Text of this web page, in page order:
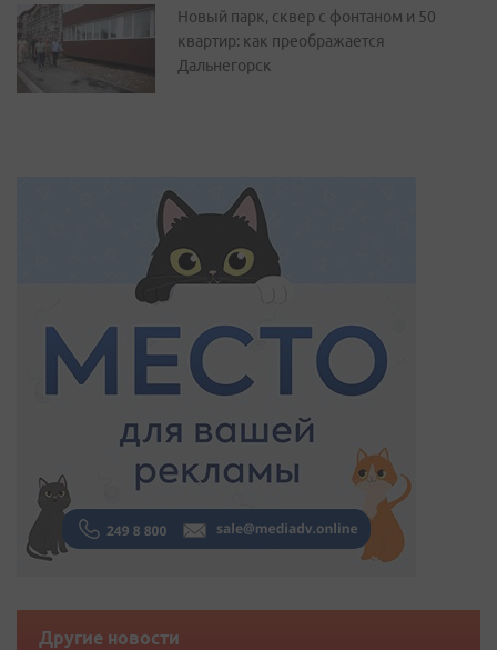
Новый парк, сквер с фонтаном и 50
квартир: как преображается
Дальнегорск
Другие новости